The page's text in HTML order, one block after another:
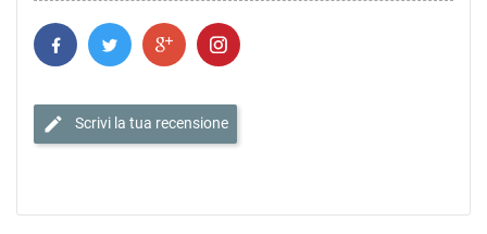
edit Scrivi la tua recensione